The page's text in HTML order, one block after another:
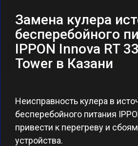
Замена кулера
бесперебойного
IPPON Innova RT
Tower в Казани
Неисправность кулера в
бесперебойного питания
привести к перегреву и
устройства.